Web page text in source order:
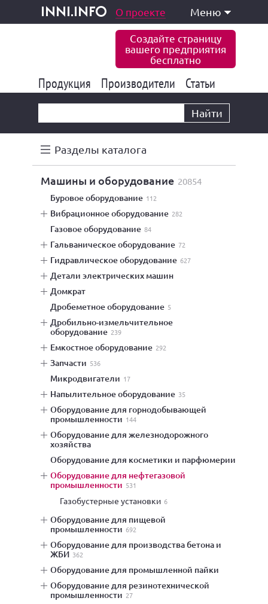
inni.info
и услуги О проекте Меню
Создайте страницу
вашего предприятия
бесплатно
Продукция 177 847
Производители 6 777
Статьи
Найти
Разделы каталога
машины и оборудование 20854
буровое оборудование 112
вибрационное оборудование 282
газовое оборудование 84
гальваническое оборудование 72
гидравлическое оборудование 627
детали электрических машин
домкрат
дробеметное оборудование 5
дробильно-измельчительное
оборудование 239
емкостное оборудование 292
запчасти 536
микродвигатели 17
напылительное оборудование 35
оборудование для горнодобывающей
промышленности 144
оборудование для железнодорожного
хозяйства
оборудование для косметики и парфюмерии
оборудование для нефтегазовой
промышленности 531
газобустерные установки 6
оборудование для пищевой
промышленности 692
оборудование для производства бетона и
ЖБИ 362
оборудование для промышленной пайки
оборудование для резинотехнической
промышленности 27